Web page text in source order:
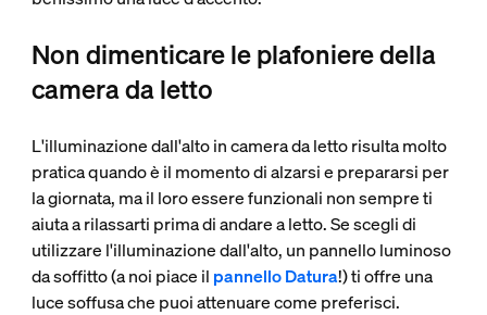
Non dimenticare le plafoniere della
camera da letto
L'illuminazione dall'alto in camera da letto risulta molto
pratica quando è il momento di alzarsi e prepararsi per
la giornata, ma il loro essere funzionali non sempre ti
aiuta a rilassarti prima di andare a letto. Se scegli di
utilizzare l'illuminazione dall'alto, un pannello luminoso
da soffitto (a noi piace il pannello Datura!) ti offre una
luce soffusa che puoi attenuare come preferisci.